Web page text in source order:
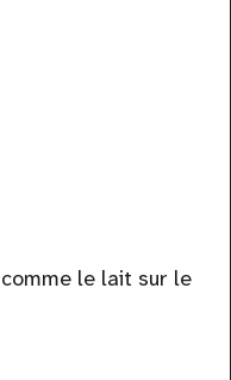
le lait sur le